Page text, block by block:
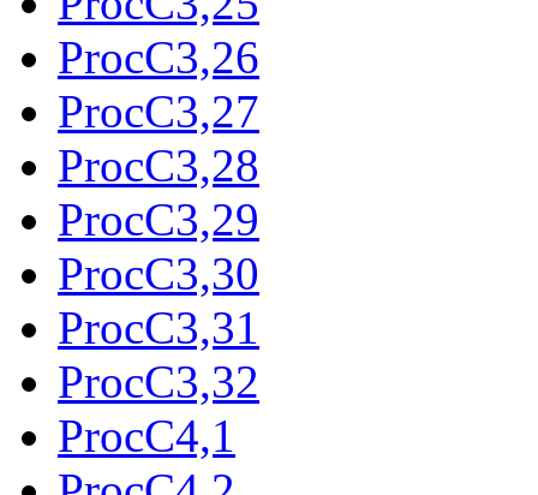
ProcC3,26
ProcC3,27
ProcC3,28
ProcC3,29
ProcC3,30
ProcC3,31
ProcC3,32
ProcC4,1